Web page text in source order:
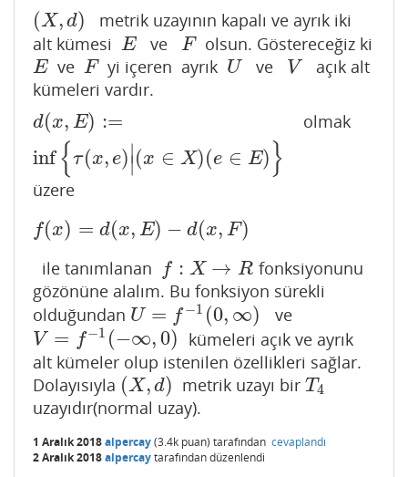
(X, d)
(X,d)
metrik uzayının kapalı ve ayrık iki
alt kümesi E
E ve F
F olsun. Göstereceğiz ki
E
E ve F
F yi içeren ayrık U
U ve V
V
açık alt
kümeleri vardır.
d(x, E) :=
inf { τ(x, e)∣
∣(x ∈ X)(e ∈ E) }
d(x,E :=inf{τ( olmak
üzere
f(x) = d(x, E) − d(x, F)
f(x )=d(x E)− d(x ,F)
ile tanımlanan
f : X → R
f:X→R
fonksiyonunu
gözönüne alalım. Bu fonksiyon sürekli
olduğundan U = f −1 (0, ∞)
U= f− (0,∞ ) ve
V = f−1 (−∞,0)
V= f−1 (−∞, 0 )
kümeleri açık ve ayrık
alt kümeler olup istenilen özellikleri sağlar.
Dolayısıyla (X, d)
(X,d) metrik uzayı birT4
T4
uzayıdır(normal uzay).
1 Aralık 2018alpercay(3.4k puan) tarafından cevaplandı
2 Aralık 2018alpercaytarafındandüzenlendi